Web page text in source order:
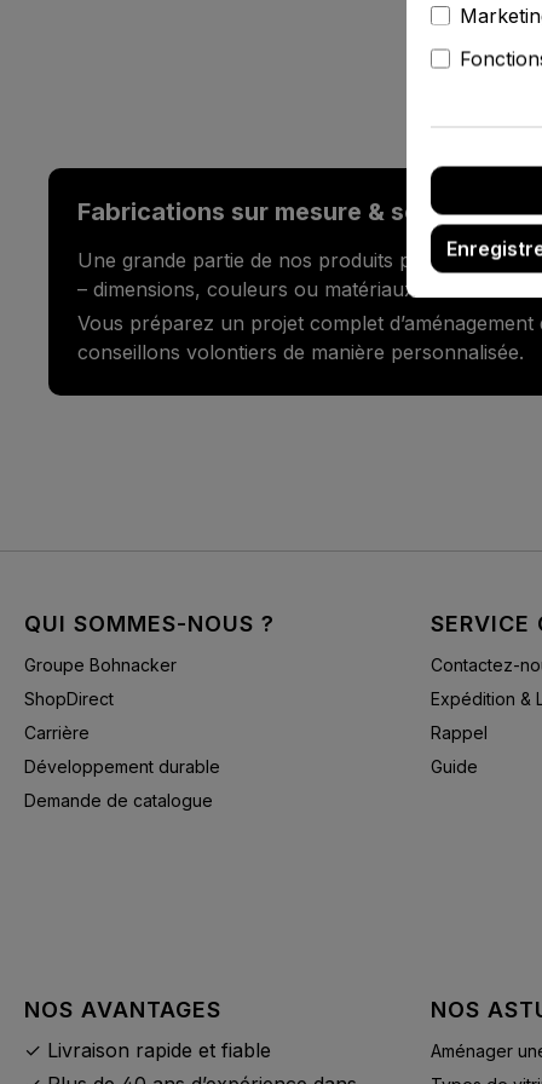
Fabrications sur mesure & services
Une grande partie de nos produits peut être
– dimensions, couleurs ou matériaux.
Vous préparez un projet complet
conseillons volontiers de manière personnalisée.
QUI SOMMES-NOUS ?
Groupe Bohnacker
ShopDirect
Carrière
Développement durable
Demande de catalogue
SERVICE
Contactez-
Expédition &
Rappel
Guide
NOS AVANTAGES
✓ Livraison rapide et fiable
NOS
Aménager